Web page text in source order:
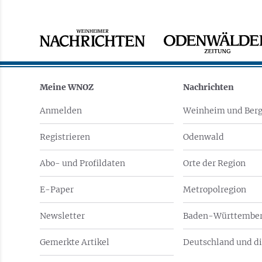
Meine WNOZ
Anmelden
Registrieren
Abo- und Profildaten
E-Paper
Newsletter
Gemerkte Artikel
Nachrichten
Weinheim und
Odenwald
Orte der Region
Metropolregion
Baden-
Deutschland und